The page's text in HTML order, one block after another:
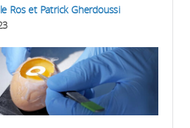
Ros et Patrick Gherdoussi